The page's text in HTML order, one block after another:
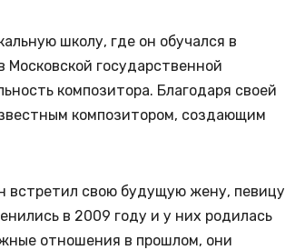
школу, где он обучался в
Московской государственной
композитора. Благодаря своей
композитором, создающим
свою будущую жену, певицу
в 2009 году и у них родилась
отношения в прошлом, они